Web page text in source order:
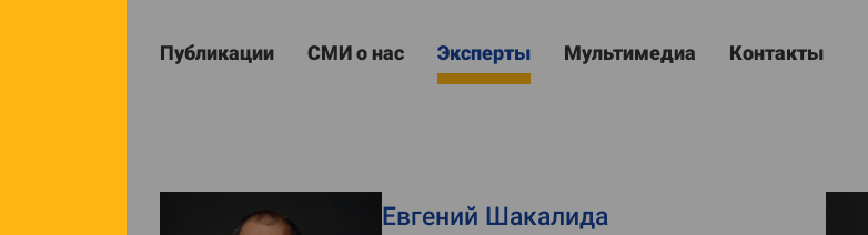
Публикации СМИ о нас Эксперты Мультимедиа Контакты
Евгений Шакалида